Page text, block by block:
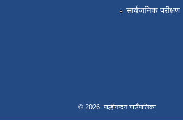
सार्वजनिक परीक्षण
© 2026 पाल्हीनन्दन गाउँपालिका